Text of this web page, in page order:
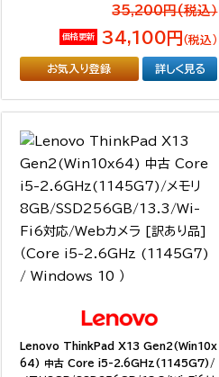
35,200円(税込）
価格更新 34,100円 （税込）
お気入り登録 詳しく見る
Lenovo ThinkPad X13 Gen2(Win10x
64) 中古 Core i5-2.6GHz(1145G7)/